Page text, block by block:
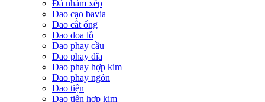
Đá nhám xếp
Dao cạo bavia
Dao cắt ống
Dao doa lỗ
Dao phay cầu
Dao phay đĩa
Dao phay hợp kim
Dao phay ngón
Dao tiện
Dao tiện hợp kim